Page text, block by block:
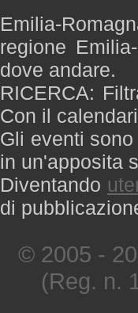
Emilia-
regione
dove andare.
RICERCA:
Con il
Gli eventi
in un'apposita
Diventando
di
© 2005 -
(Reg. n.